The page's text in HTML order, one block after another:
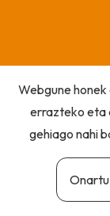
Webgune
errazteko eta
gehiago nahi
Onartu